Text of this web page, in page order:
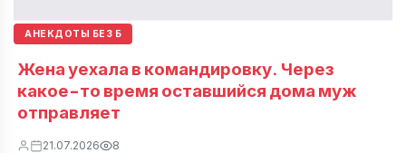
АНЕКДОТЫ БЕЗ Б
Жена уехала в командировку. Через
какое-то время оставшийся дома муж
отправляет
21.07.2026 8